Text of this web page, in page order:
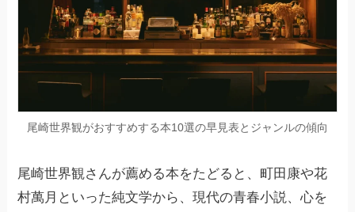
尾崎世界観がおすすめする本10選の早見表とジャンルの傾向
尾崎世界観さんが薦める本をたどると、町田康や花
村萬月といった純文学から、現代の青春小説、心を